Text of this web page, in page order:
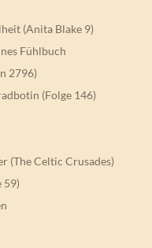
(Anita Blake 9)
Fühlbuch
2796)
(Folge 146)
(The Celtic Crusades)
59)